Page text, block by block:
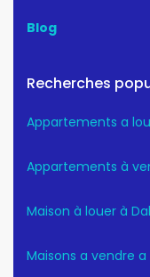
Blog
Recherches
Appartements a
Appartements à
Maison à louer à
Maisons a vendre a